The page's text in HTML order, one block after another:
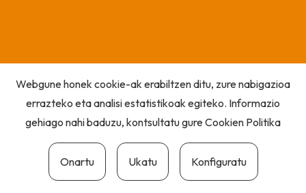
Webgune honek cookie-ak erabiltzen ditu, zure nabigazioa
errazteko eta analisi estatistikoak egiteko. Informazio
gehiago nahi baduzu, kontsultatu gureCookien Politika
Onartu Ukatu Konfiguratu